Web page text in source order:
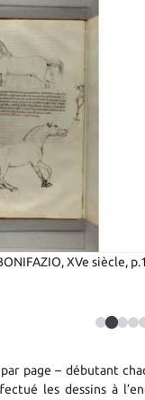
XVe siècle,
page – débutant
les dessins à